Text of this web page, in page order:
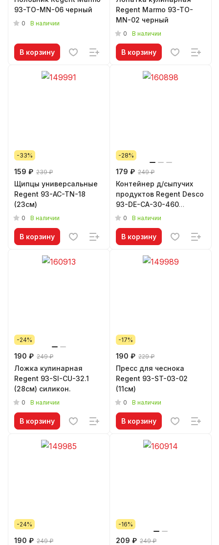
93-TO-MN-06 черный
0 В наличии
В корзину
Regent Marmo 93-TO-
MN-02 черный
0 В наличии
В корзину
-33%
159 ₽ 239 ₽
Щипцы универсальные
Regent 93-AC-TN-18
(23см)
0 В наличии
В корзину
-28%
179 ₽ 249 ₽
Контейнер д/сыпучих
продуктов Regent Desco
93-DE-CA-30-460
(0,46л)
0 В наличии
В корзину
-24%
190 ₽ 249 ₽
Ложка кулинарная
Regent 93-SI-CU-32.1
(28см) силикон.
0 В наличии
В корзину
-17%
190 ₽ 229 ₽
Пресс для чеснока
Regent 93-ST-03-02
(11см)
0 В наличии
В корзину
-24%
190 ₽ 249 ₽
-16%
209 ₽ 249 ₽